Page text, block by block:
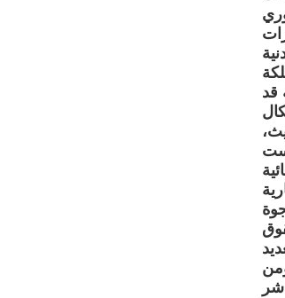
قد
الحديث،